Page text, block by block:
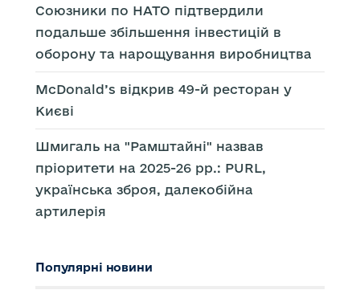
Союзники по НАТО підтвердили
подальше збільшення інвестицій в
оборону та нарощування виробництва
McDonald’s відкрив 49-й ресторан у
Києві
Шмигаль на "Рамштайні" назвав
пріоритети на 2025-26 рр.: PURL,
українська зброя, далекобійна
артилерія
Популярні новини